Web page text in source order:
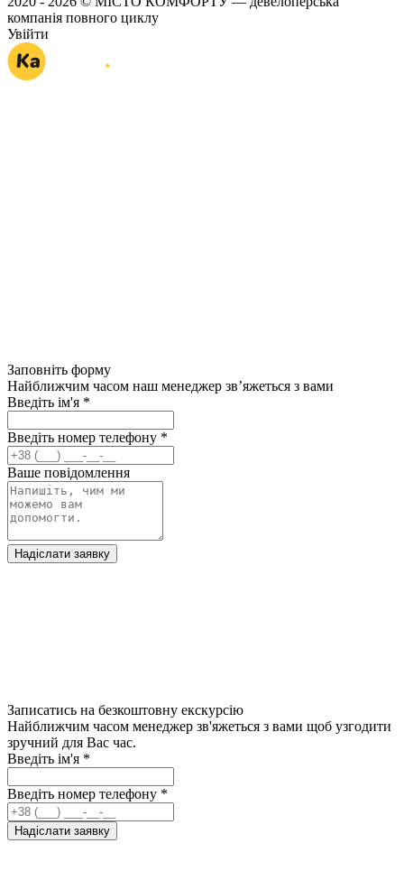
компанія повного циклу
Увійти
Заповніть форму
Найближчим часом наш менеджер зв’яжеться з вами
Введіть ім'я *
Введіть номер телефону *
Ваше повідомлення
Надіслати заявку
Записатись на безкоштовну екскурсію
Найближчим часом менеджер зв'яжеться з вами щоб узгодити
зручний для Вас час.
Введіть ім'я *
Введіть номер телефону *
Надіслати заявку